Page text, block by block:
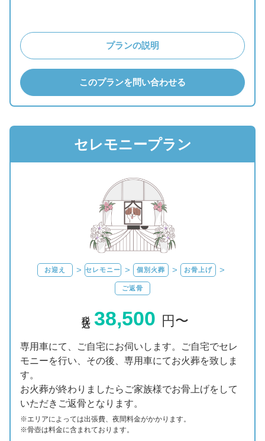
プランの説明
このプランを問い合わせる
セレモニープラン
お迎え セレモニー 個別火葬 お骨上げ
ご返骨
38,500 円〜
専用車にて、ご自宅にお伺いします。ご自宅でセレ
モニーを行い、その後、専用車にてお火葬を致しま
す。
お火葬が終わりましたらご家族様でお骨上げをして
いただきご返骨となります。
※エリアによっては出張費、 夜間料金がかかります。
※骨壺は料金に含まれております。